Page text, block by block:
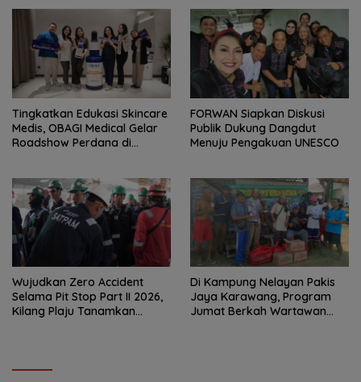
Tingkatkan Edukasi Skincare
Medis, OBAGI Medical Gelar
Roadshow Perdana di
FORWAN Siapkan Diskusi
Publik Dukung Dangdut
Menuju Pengakuan UNESCO
Wujudkan Zero Accident
Selama Pit Stop Part II 2026,
Kilang Plaju Tanamkan
Di Kampung Nelayan Pakis
Jaya Karawang, Program
Jumat Berkah Wartawan